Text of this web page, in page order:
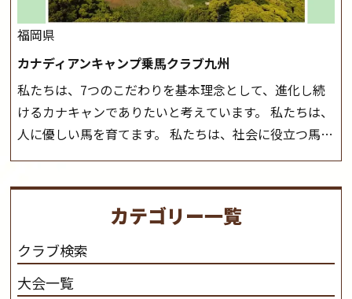
福岡県
カナディアンキャンプ乗馬クラブ九州
私たちは、7つのこだわりを基本理念として、進化し続
けるカナキャンでありたいと考えています。 私たちは、
人に優しい馬を育てます。 私たちは、社会に役立つ馬を
生産します。 私たちは、馬や人々に癒しとなる環境を守
さと魅力を追求します。 私たちは、馬の品種と血統にこ
だわります。 私たちは、乗用馬の質の向上を目指し、生
産･育成･調教を一貫して行います。カナディアンキャ
ンプ乗馬クラブ九州のツアー情報はこちら
カテゴリー一覧
クラブ検索
大会一覧